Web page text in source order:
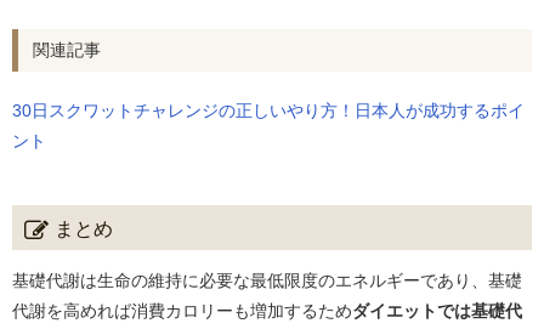
関連記事
30日スクワットチャレンジの正しいやり方！日本人が成功するポイ
ント
まとめ
基礎代謝は生命の維持に必要な最低限度のエネルギーであり、基礎
代謝を高めれば消費カロリーも増加するためダイエットでは基礎代